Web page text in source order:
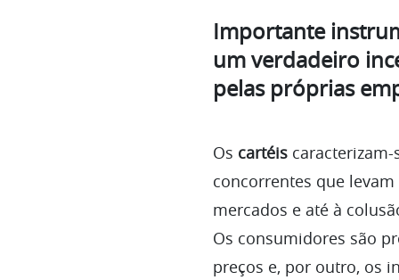
Importante
um verdadeiro
pelas próprias
Os cartéis
concorrentes que
mercados e até à
Os consumidores são
preços e, por outro, os